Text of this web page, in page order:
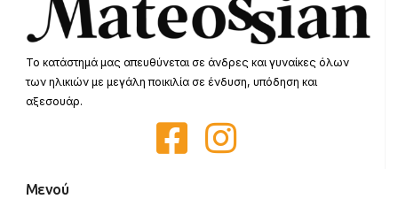
Το κατάστημά μας απευθύνεται σε άνδρες και γυναίκες όλων
των ηλικιών με μεγάλη ποικιλία σε ένδυση, υπόδηση και
αξεσουάρ.
Μενού